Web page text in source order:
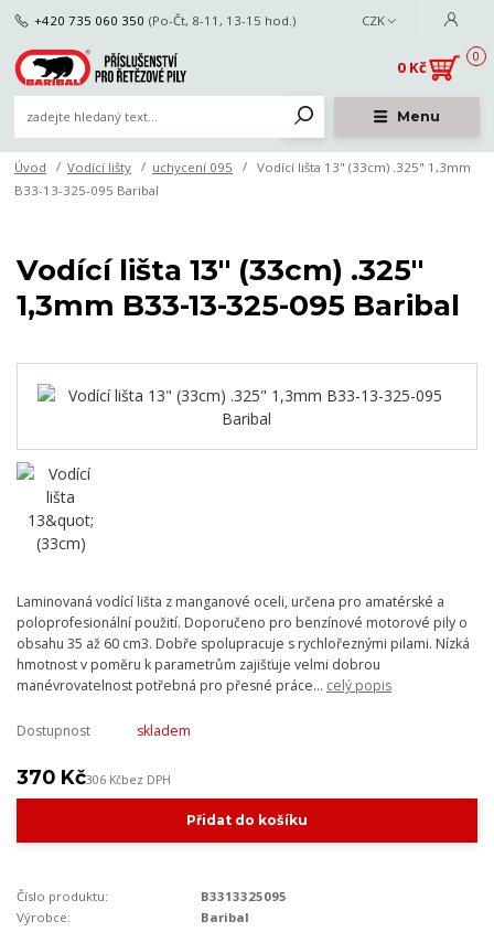
Menu
CZK
+420 735 060 350 (Po-Čt, 8-11, 13-15 hod.)
0
0 Kč
Úvod Vodící lišty uchycení 095
Vodící lišta 13" (33cm) .325" 1,3mm
B33-13-325-095 Baribal
Vodící lišta 13" (33cm) .325"
1,3mm B33-13-325-095 Baribal
Laminovaná vodící lišta z manganové oceli, určena pro amatérské a
poloprofesionální použití. Doporučeno pro benzínové motorové pily o
obsahu 35 až 60 cm3. Dobře spolupracuje s rychlořeznými pilami. Nízká
hmotnost v poměru k parametrům zajišťuje velmi dobrou
manévrovatelnost potřebná pro přesné práce... celý popis
Dostupnost skladem
370 Kč306 Kčbez DPH
Přidat do košíku
Číslo produktu:
B3313325095
Výrobce:
Baribal